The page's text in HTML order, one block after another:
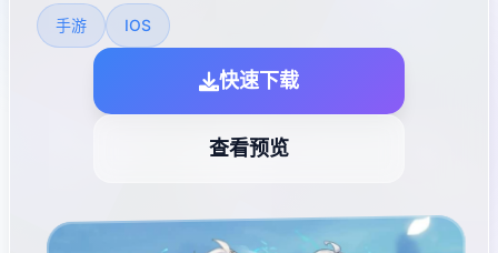
手游 IOS
快速下载
查看预览